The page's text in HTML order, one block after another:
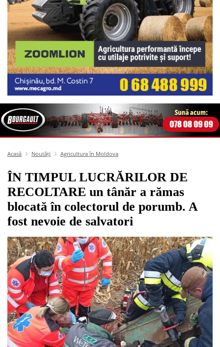
Acasă Noutăți Agricultura în Moldova
ÎN TIMPUL LUCRĂRILOR DE
RECOLTARE un tânăr a rămas
blocată în colectorul de porumb. A
fost nevoie de salvatori